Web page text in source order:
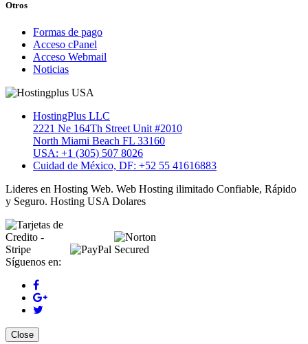
Otros
Formas de pago
Acceso cPanel
Acceso Webmail
Noticias
HostingPlus LLC
2221 Ne 164Th Street Unit #2010
North Miami Beach FL 33160
USA: +1 (305) 507 8026
Cuidad de México, DF: +52 55 41616883
Lideres en Hosting Web. Web Hosting ilimitado Confiable, Rápido
y Seguro. Hosting USA Dolares
Síguenos en:
Close